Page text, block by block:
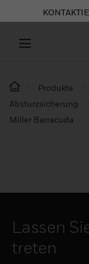
Produkte
Absturzsicherung
Miller Barracuda
Lassen
treten